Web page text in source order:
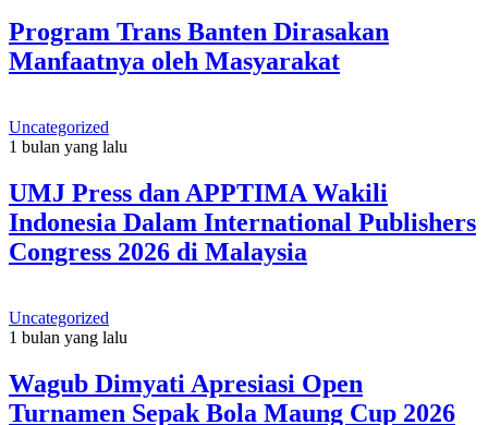
Program Trans Banten Dirasakan
Manfaatnya oleh Masyarakat
Uncategorized
1 bulan yang lalu
UMJ Press dan APPTIMA Wakili
Indonesia Dalam International Publishers
Congress 2026 di Malaysia
Uncategorized
1 bulan yang lalu
Wagub Dimyati Apresiasi Open
Turnamen Sepak Bola Maung Cup 2026